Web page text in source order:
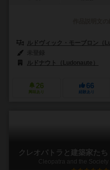
ルドヴィック・モーブロン（
ルドナウト（Ludonaute）
26
興味あり
66
経験あり
クレオパトラと建築家た
Cleopatra and the